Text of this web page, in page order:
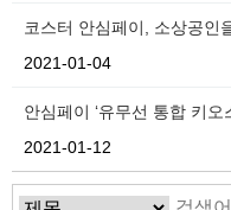
코스터 안심페이, 소상공인
2021-01-04
안심페이 ‘유무선 통합 키오
2021-01-12